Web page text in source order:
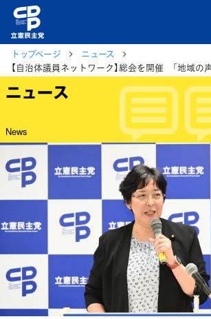
トップページ
ニュース
ニュース
News